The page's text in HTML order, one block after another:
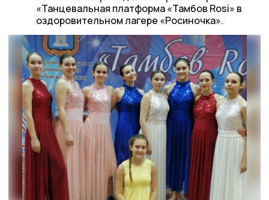
«Танцевальная платформа «Тамбов Rosi» в
оздоровительном лагере «Росиночка».